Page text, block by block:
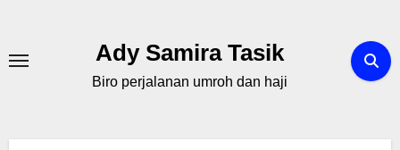
content
Ady Samira Tasik
Biro perjalanan umroh dan haji